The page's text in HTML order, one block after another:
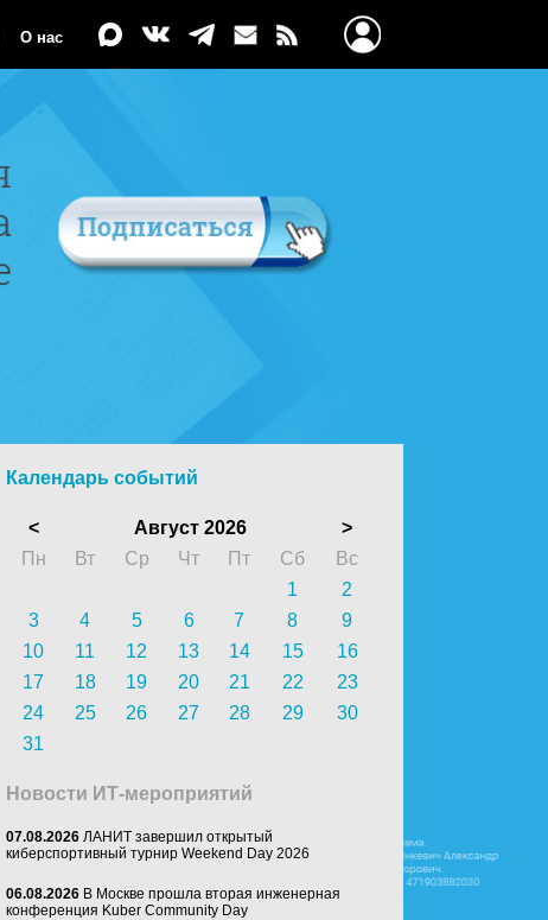
О нас
Календарь событий
< Август 2026
>
Пн
Вт Ср Чт Пт Сб
Вс
1
2
3
4 5 6 7 8
9
10
11 12 13 14 15
16
17
18 19 20 21 22
23
24
25 26 27 28 29
30
31
Новости ИТ-мероприятий
07.08.2026 ЛАНИТ завершил открытый
киберспортивный турнир Weekend Day 2026
06.08.2026 В Москве прошла вторая инженерная
конференция Kuber Community Day